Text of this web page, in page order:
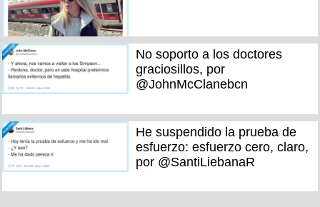
No soporto a los doctores
graciosillos, por
@JohnMcClanebcn
He suspendido la prueba de
esfuerzo: esfuerzo cero, claro,
por @SantiLiebanaR